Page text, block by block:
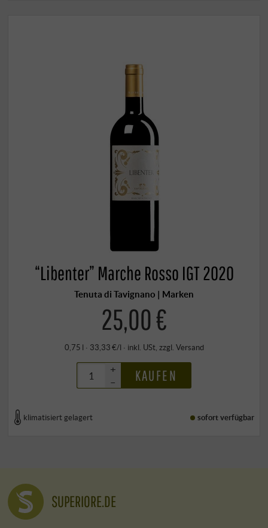
“Libenter” Marche Rosso IGT 2020
Tenuta di Tavignano | Marken
25,00 €
0,75 l · 33,33 €/l · inkl. USt, zzgl. Versand
+
–
KAUFEN
klimatisiert gelagert sofort verfügbar
SUPERIORE.DE